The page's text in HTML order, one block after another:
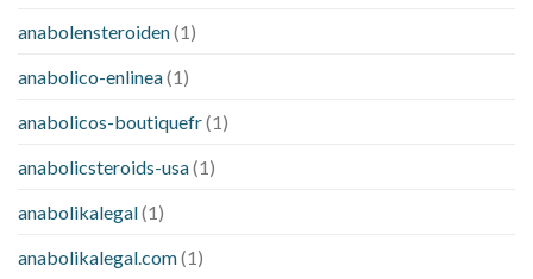
anabolensteroiden(1)
anabolico-enlinea(1)
anabolicos-boutiquefr(1)
anabolicsteroids-usa(1)
anabolikalegal(1)
anabolikalegal.com(1)